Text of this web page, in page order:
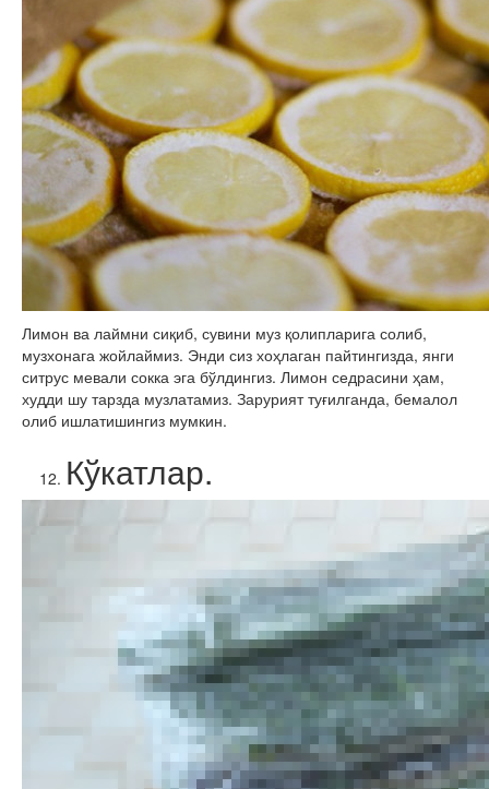
Лимон ва лаймни сиқиб, сувини муз қолипларига солиб,
музхонага жойлаймиз. Энди сиз хоҳлаган пайтингизда, янги
ситрус мевали сокка эга бўлдингиз. Лимон седрасини ҳам,
худди шу тарзда музлатамиз. Зарурият туғилганда, бемалол
олиб ишлатишингиз мумкин.
Кўкатлар.